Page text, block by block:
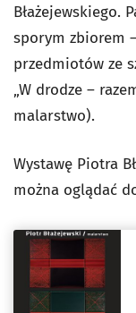
Błażejewskiego.
sporym zbiorem
przedmiotów ze
„W drodze –
malarstwo).
Wystawę Piotra
można oglądać